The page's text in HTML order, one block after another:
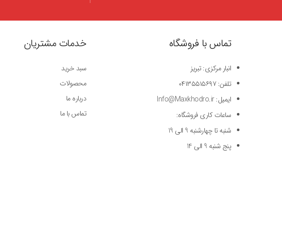
خدمات مشتریان
سبد خرید
محصولات
درباره ما
تماس با ما
تماس با فروشگاه
انبار مرکزی: تبریز
تلفن: ۰۴۱۳۵۵۱۵۶۹۷
ایمیل: Info@Maxkhodro.ir
ساعات کاری فروشگاه:
شنبه تا چهارشنبه 9 الی 19
پنج شنبه 9 الی 14